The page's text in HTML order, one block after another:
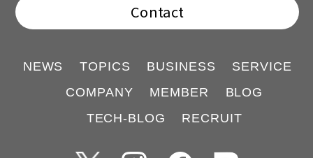
Contact
NEWS TOPICS BUSINESS
SERVICE
COMPANY
MEMBER
BLOG
TECH-BLOG
RECRUIT